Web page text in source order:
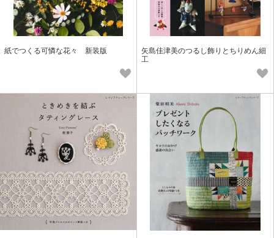
紙でつくる可憐な花々 新装版
矢島佳津美のつるし飾りとちりめん細
工